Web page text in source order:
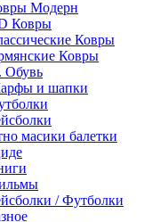
Модерн
Ковры
Ковры
Ковры
Обувь
и шапки
масики балетки
/ Футболки